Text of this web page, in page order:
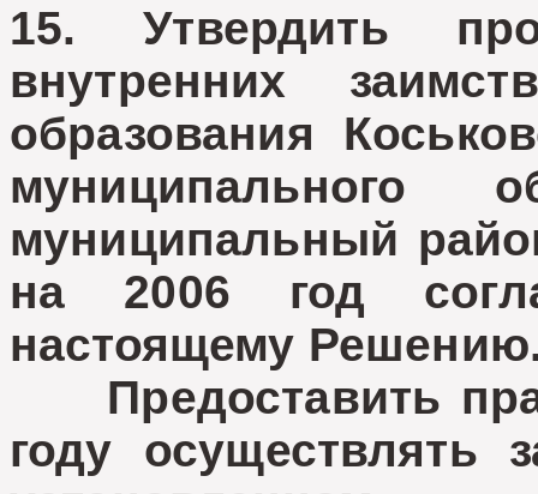
15. Утвердить
внутренних
образования
муниципального
муниципальный
на 2006 год
настоящему
Предоставить
году осуществлять